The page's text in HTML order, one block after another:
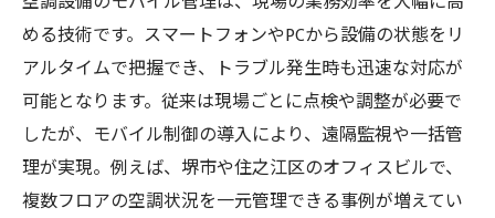
める技術です。スマートフォンやPCから設備の状態をリ
アルタイムで把握でき、トラブル発生時も迅速な対応が
可能となります。従来は現場ごとに点検や調整が必要で
したが、モバイル制御の導入により、遠隔監視や一括管
理が実現。例えば、堺市や住之江区のオフィスビルで、
複数フロアの空調状況を一元管理できる事例が増えてい